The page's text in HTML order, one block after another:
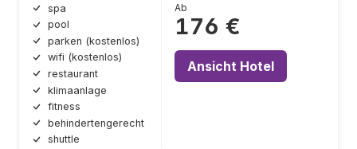
spa
pool
parken (kostenlos)
wifi (kostenlos)
restaurant
klimaanlage
fitness
behindertengerecht
shuttle
Ab
176 €
Ansicht Hotel